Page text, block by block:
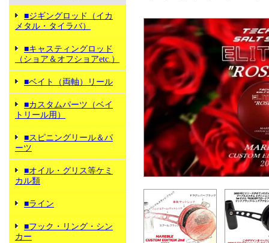
■ジギングロッド（イカ
メタル・タイラバ）
■キャスティングロッド
（ショア＆オフショアetc.）
■ベイト（両軸）リール
■カスタムパーツ（ベイ
トリール用）
■スピニングリール＆パ
ーツ
■オイル・グリス等ケミ
カル類
■ライン
■フック・リング・シン
カー